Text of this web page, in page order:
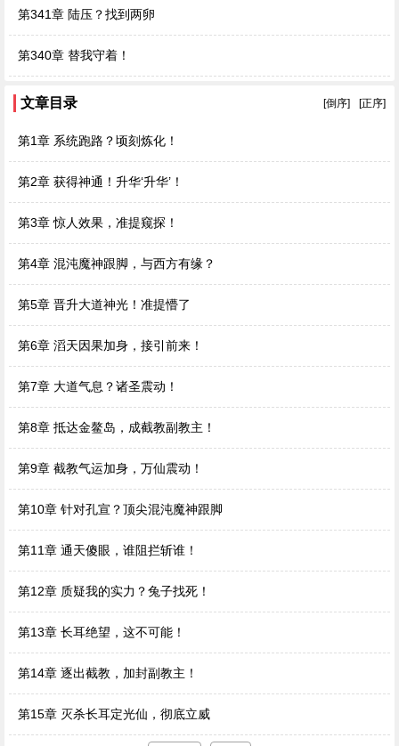
第341章 陆压？找到两卵
第340章 替我守着！
文章目录 [正序]
[倒序]
第1章 系统跑路？顷刻炼化！
第2章 获得神通！升华‘升华’！
第3章 惊人效果，准提窥探！
第4章 混沌魔神跟脚，与西方有缘？
第5章 晋升大道神光！准提懵了
第6章 滔天因果加身，接引前来！
第7章 大道气息？诸圣震动！
第8章 抵达金鳌岛，成截教副教主！
第9章 截教气运加身，万仙震动！
第10章 针对孔宣？顶尖混沌魔神跟脚
第11章 通天傻眼，谁阻拦斩谁！
第12章 质疑我的实力？兔子找死！
第13章 长耳绝望，这不可能！
第14章 逐出截教，加封副教主！
第15章 灭杀长耳定光仙，彻底立威